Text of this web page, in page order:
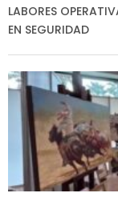
LABORES
EN SEGURIDAD